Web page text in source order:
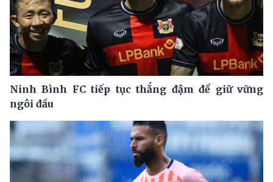
Ninh Bình FC tiếp tục thắng đậm để giữ vững
ngôi đầu